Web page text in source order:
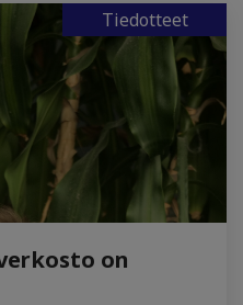
Tiedotteet
on